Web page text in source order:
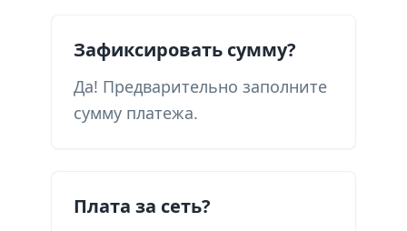
Зафиксировать сумму?
Да! Предварительно заполните
сумму платежа.
Плата за сеть?